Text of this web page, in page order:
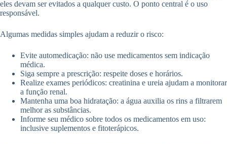
eles devam ser evitados a qualquer custo. O ponto central é o uso
responsável.
Algumas medidas simples ajudam a reduzir o risco:
Evite automedicação: não use medicamentos sem indicação
médica.
Siga sempre a prescrição: respeite doses e horários.
Realize exames periódicos: creatinina e ureia ajudam a monitorar
a função renal.
Mantenha uma boa hidratação: a água auxilia os rins a filtrarem
melhor as substâncias.
Informe seu médico sobre todos os medicamentos em uso:
inclusive suplementos e fitoterápicos.